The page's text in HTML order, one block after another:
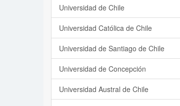
Universidad de Chile
Universidad Católica de Chile
Universidad de Santiago de Chile
Universidad de Concepción
Universidad Austral de Chile